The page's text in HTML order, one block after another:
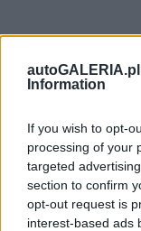
Information
If you wish to opt-
processing of your
targeted
section to confirm
opt-out request is
interest-based ads